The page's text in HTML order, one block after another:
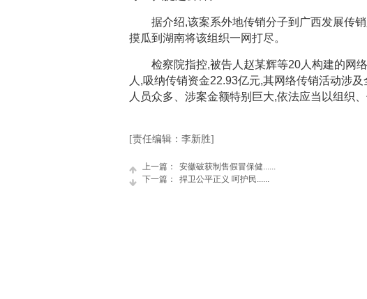
据介绍,该案系外地传销分子到广西发展传销
摸瓜到湖南将该组织一网打尽。
检察院指控,被告人赵某辉等20人构建的网络
人,吸纳传销资金22.93亿元,其网络传销活动涉
人员众多、涉案金额特别巨大,依法应当以组织
[责任编辑：李新胜]
上一篇：
安徽破获制售假冒保健......
下一篇：
捍卫公平正义 呵护民......